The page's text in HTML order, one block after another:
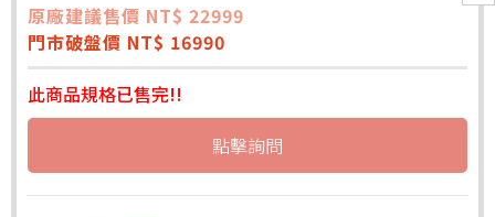
原廠建議售價 NT$ 22999
門市破盤價 NT$ 16990
此商品規格已售完!!
點擊詢問